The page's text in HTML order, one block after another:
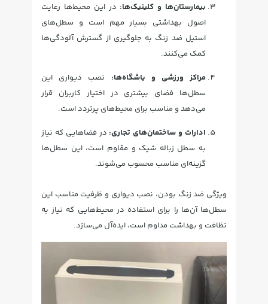
بیمارستان‌ها و کلینیک‌ها: در این محیط‌ها رعایت
اصول بهداشتی بسیار مهم است و سطل‌های
استیل ضد زنگ به جلوگیری از گسترش آلودگی‌ها
کمک می‌کنند.
مراکز ورزشی و باشگاه‌ها: نصب دیواری این
سطل‌ها فضای بیشتری در اختیار کاربران قرار
می‌دهد و مناسب برای محیط‌های پرتردد است.
ادارات و ساختمان‌های تجاری: در فضاهایی که نیاز
به سطل زباله شیک و مقاوم است، این سطل‌ها
گزینه‌ای مناسب محسوب می‌شوند.
ویژگی ضد زنگ بودن، نصب دیواری و ظرفیت مناسب این
سطل‌ها آن‌ها را برای استفاده در محیط‌هایی که نیاز به
نظافت و بهداشت مداوم است، ایده‌آل می‌سازد.